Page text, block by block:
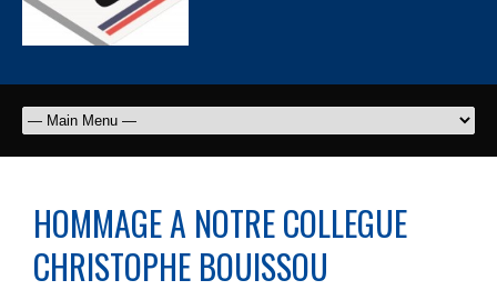
HOMMAGE A NOTRE COLLEGUE
CHRISTOPHE BOUISSOU